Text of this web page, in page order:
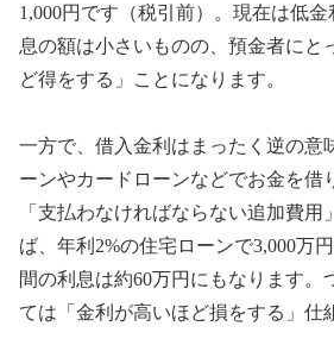
1,000円です（税引前）。現在は低
息の額は小さいものの、預金者にと
ど得をする」ことになります。
一方で、借入金利はまったく逆の意
ーンやカードローンなどでお金を借
「支払わなければならない追加費用
ば、年利2%の住宅ローンで3,000万
間の利息は約60万円にもなります。
ては「金利が高いほど損をする」仕